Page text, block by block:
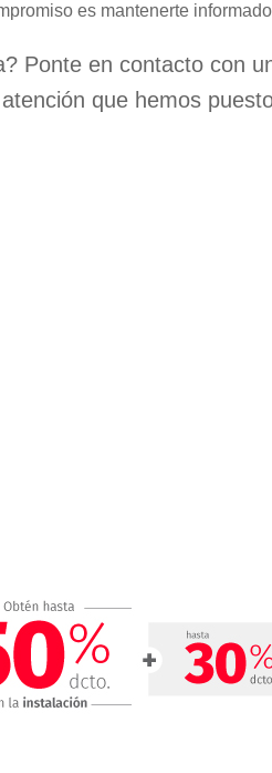
es mantenerte
Ponte en contacto con
que hemos